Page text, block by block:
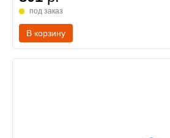
под заказ
В корзину